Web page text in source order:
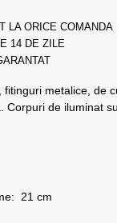
LA ORICE COMANDA
14 DE ZILE
metalice, de
Corpuri de iluminat
21 cm